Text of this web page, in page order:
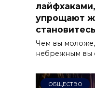
упрощают
Чем вы
небрежным вы
ОБЩЕСТВО